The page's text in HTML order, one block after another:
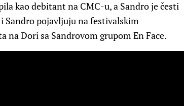
kao debitant na CMC-u, a Sandro je česti
Sandro pojavljuju na festivalskim
na Dori sa Sandrovom grupom En Face.